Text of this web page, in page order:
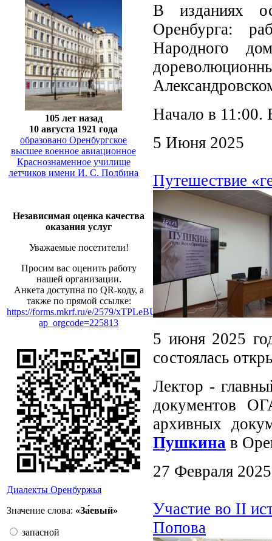
105 лет назад
10 августа 1921 года
образовано Оренбургское
высшее военное авиационное
Краснознаменное училище
летчиков имени И. С. Полбина
Независимая оценка качества
оказания услуг
Уважаемые посетители!
Просим вас оценить работу
нашей организации.
Анкета доступна по QR-коду, а
также по прямой ссылке:
https://forms.mkrf.ru/e/2579/xTPLeBU7/?
ap_orgcode=225813
Диалекты Оренбуржья
Значение слова: «За́евый»
запасной
В изданиях
Оренбурга:
Народного
Начало в 11:00.
5 Июня 2025
Путешествие
5 июня 2025
состоялась
Лектор -
документов
архивных
Пушкина в
27 Февраля 2025
Участие во II
Попова